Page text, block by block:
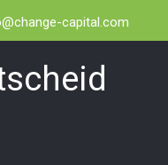
capital.com